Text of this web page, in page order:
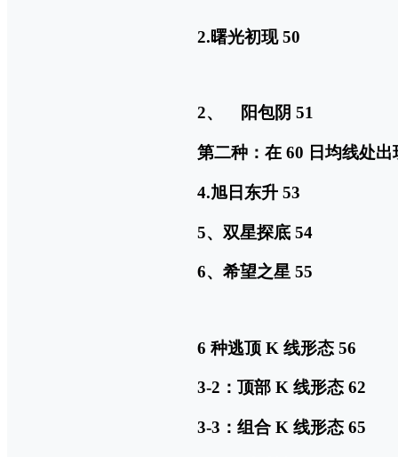
2.曙光初现 50
2、 阳包阴 51
第二种：在 60 日均线处
4.旭日东升 53
5、双星探底 54
6、希望之星 55
6 种逃顶 K 线形态 56
3-2：顶部 K 线形态 62
3-3：组合 K 线形态 65